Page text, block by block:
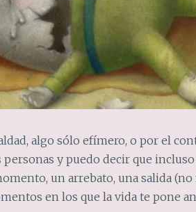
algo sólo efímero, o por el
personas y puedo decir que
un arrebato, una salida (no
en los que la vida te pone